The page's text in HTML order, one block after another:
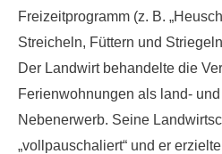
Freizeitprogramm (z. B.
Streicheln, Füttern und
Der Landwirt behandelte die
Ferienwohnungen als land-
Nebenerwerb. Seine
„vollpauschaliert“ und er